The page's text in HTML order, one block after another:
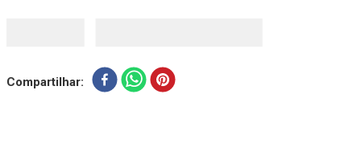
Compartilhar